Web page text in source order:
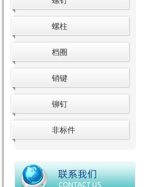
螺柱
档圈
销键
铆钉
非标件